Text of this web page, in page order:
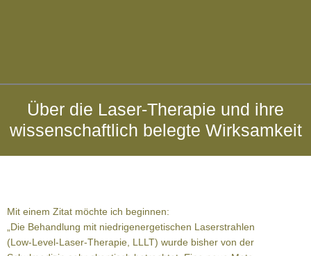
Über die Laser-Therapie und ihre
wissenschaftlich belegte Wirksamkeit
Mit einem Zitat möchte ich beginnen:
„Die Behandlung mit niedrigenergetischen Laserstrahlen
(Low-Level-Laser-Therapie, LLLT) wurde bisher von der